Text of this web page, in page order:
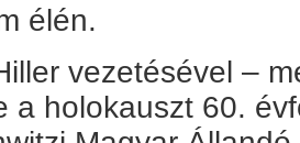
élén.
vezetésével –
a holokauszt 60.